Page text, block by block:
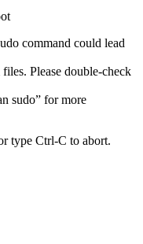
command could lead
Please double-check
sudo” for more
type Ctrl-C to abort.